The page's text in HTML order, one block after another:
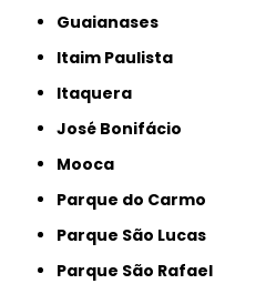
Guaianases
Itaim Paulista
Itaquera
José Bonifácio
Mooca
Parque do Carmo
Parque São Lucas
Parque São Rafael